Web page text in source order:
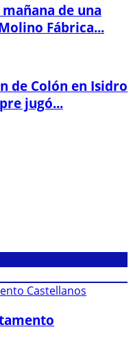
de una
Fábrica...
de Colón en Isidro
jugó...